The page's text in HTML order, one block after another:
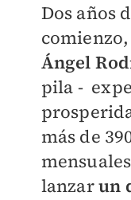
Dos años
Ángel
pila -
más de
lanzarun